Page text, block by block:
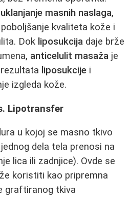
uklanjanje masnih naslaga,
kvaliteta kože i
Dok liposukcija daje brže
anticelulit masaža je
liposukcije i
izgleda kože.
Lipotransfer
u kojoj se masno tkivo
dela tela prenosi na
lica ili zadnjice). Ovde se
koristiti kao pripremna
graftiranog tkiva